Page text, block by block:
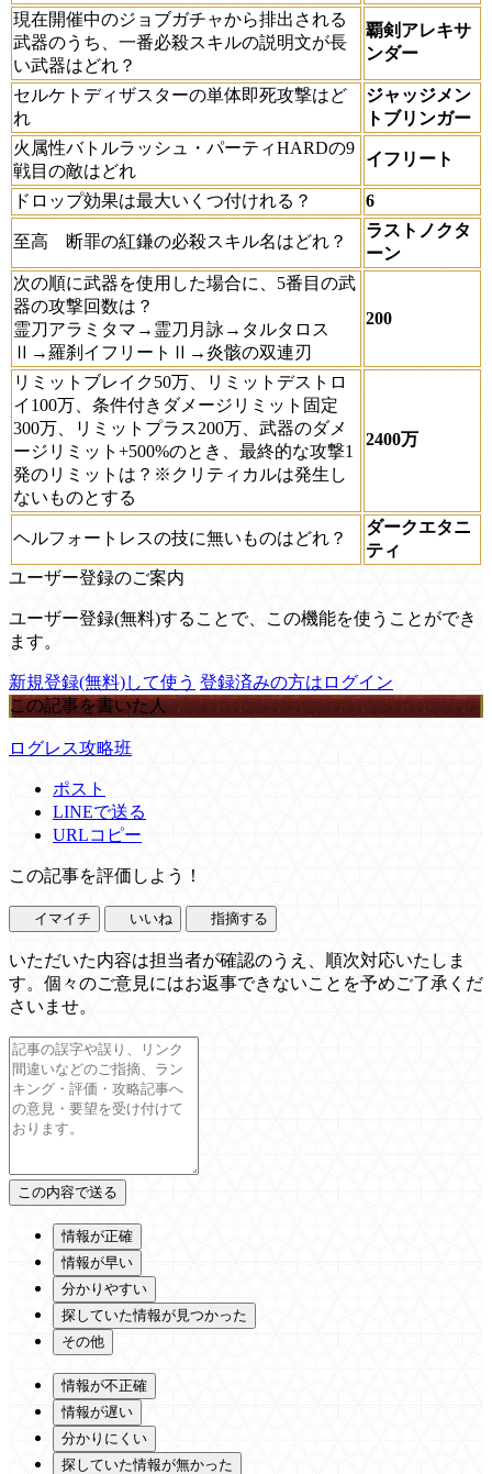
現在開催中のジョブガチャから排出される
武器のうち、一番必殺スキルの説明文が長
い武器はどれ？
覇剣アレキサ
ンダー
セルケトディザスターの単体即死攻撃はど
れ
ジャッジメン
トブリンガー
火属性バトルラッシュ・パーティHARDの9
戦目の敵はどれ
イフリート
ドロップ効果は最大いくつ付けれる？ 6
至高 断罪の紅鎌の必殺スキル名はどれ？
ラストノクタ
ーン
次の順に武器を使用した場合に、5番目の武
器の攻撃回数は？
霊刀アラミタマ→霊刀月詠→タルタロス
Ⅱ→羅刹イフリートⅡ→炎骸の双連刃
200
リミットブレイク50万、リミットデストロ
イ100万、条件付きダメージリミット固定
300万、リミットプラス200万、武器のダメ
ージリミット+500%のとき、最終的な攻撃1
発のリミットは？※クリティカルは発生し
ないものとする
2400万
ヘルフォートレスの技に無いものはどれ？
ダークエタニ
ティ
ユーザー登録のご案内
ユーザー登録(無料)することで、この機能を使うことができ
ます。
新規登録(無料)して使う 登録済みの方はログイン
この記事を書いた人
ログレス攻略班
ポスト
LINEで送る
URLコピー
この記事を評価しよう！
イマイチ いいね 指摘する
いただいた内容は担当者が確認のうえ、順次対応いたしま
す。個々のご意見にはお返事できないことを予めご了承くだ
さいませ。
情報が正確
情報が早い
分かりやすい
探していた情報が見つかった
その他
情報が不正確
情報が遅い
分かりにくい
探していた情報が無かった